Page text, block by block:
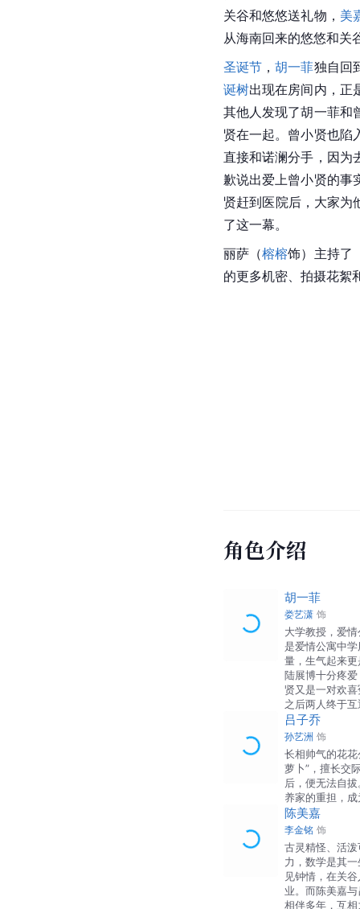
关谷和悠悠送礼物， 美
从海南回来的悠悠和关
圣诞节 ，胡一菲独自回
诞树出现在房间内，正
其他人发现了胡一菲和
贤在一起。 曾小贤也陷
直接和诺澜分手，因为
歉说出爱上曾小贤的事
贤赶到医院后，大家为
了这一幕。
丽萨（榕榕饰）主持了
的更多机密、拍摄花絮
角色介绍
胡一菲
娄艺潇 饰
大学教授，爱
是爱情公寓中
量，生气起来
陆展博十分疼
贤又是一对欢
之后两人终于
吕子乔
孙艺洲 饰
长相帅气的花花
萝卜”，擅长交
后，便无法自
养家的重担，
陈美嘉
李金铭 饰
古灵精怪、活
力，数学是其
见钟情，在关
业。而陈美嘉
相伴多年，互